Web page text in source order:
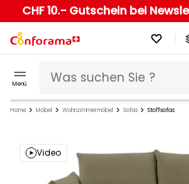
CHF 10.- Gutschein bei
Menü
Home Möbel Wohnzimmermöbel Sofas Stoffsofas
Video